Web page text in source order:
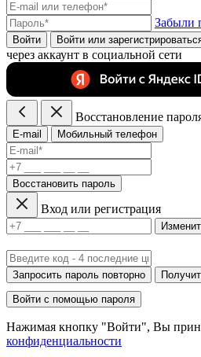
Забыли
Войти Войти или
через аккаунт в социальной сети
Восстановление
E-mail Мобильный телефон
Восстановить пароль
Вход или регистрация
Запросить пароль повторно
Войти с помощью пароля
Нажимая кнопку "Войти", Вы
конфиденциальности